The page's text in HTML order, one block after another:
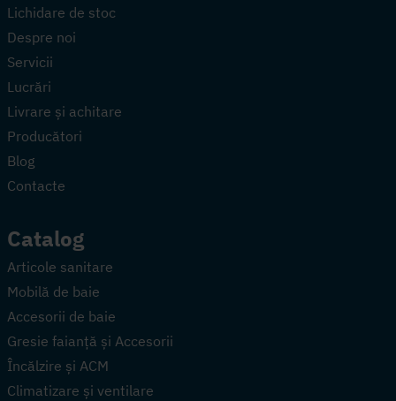
Lichidare de stoc
Despre noi
Servicii
Lucrări
Livrare și achitare
Producători
Blog
Contacte
Catalog
Articole sanitare
Mobilă de baie
Accesorii de baie
Gresie faianță și Accesorii
Încălzire și ACM
Climatizare și ventilare